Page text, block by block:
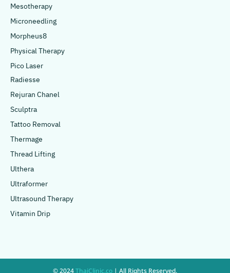
Mesotherapy
Microneedling
Morpheus8
Physical Therapy
Pico Laser
Radiesse
Rejuran Chanel
Sculptra
Tattoo Removal
Thermage
Thread Lifting
Ulthera
Ultraformer
Ultrasound Therapy
Vitamin Drip
© 2024ThaiClinic.co | All Rights Reserved.